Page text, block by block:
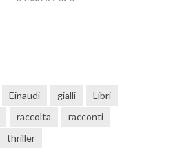
Einaudi gialli
Libri
raccolta
racconti
thriller